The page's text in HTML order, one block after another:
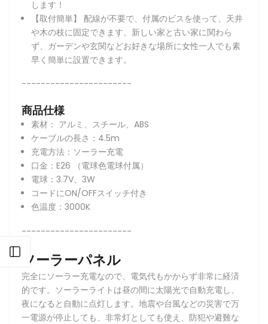
します！
【取付簡単】 配線が不要で、付属のビスを使って、天井
や木の枝に固定できます、新しい家と古い家に関わら
ず、ガーデンや玄関などお好きな場所に女性一人でも素
早く簡単に設置できます。
-----------------------
商品仕様
素材： アルミ、スチール、ABS
ケーブルの長さ：4.5m
充電方法：ソーラー充電
口金：E26 （電球色電球付属）
電球：3.7V、3W
コードにON/OFFスイッチ付き
色温度：3000K
-----------------------
ソーラーパネル
完全にソーラー充電なので、電気代もかからず非常に経済
的です。ソーラーライトは昼の間に太陽光で自動充電し、
夜になると自動に点灯します。地震や台風などの災害で万
一電源が停止しても、非常灯としても使え、防犯や避難な
サイドバーを開く